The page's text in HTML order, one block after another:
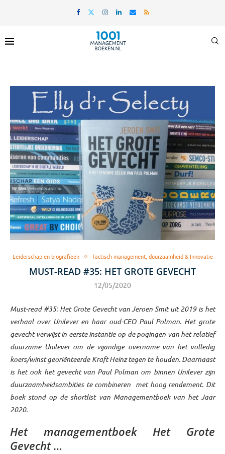
Leiderschap en biografieën Tactisch management, duurzaamheid & Innovatie
MUST-READ #35: HET GROTE GEVECHT
12/05/2020
Must-read #35: Het Grote Gevecht van Jeroen Smit uit 2019 is het
verhaal over Unilever en haar oud-CEO Paul Polman. Het grote
gevecht verwijst in eerste instantie op de pogingen van het relatief
duurzame Unilever om de vijandige overname van het volledig
koers/winst georiënteerde Kraft Heinz tegen te houden. Daarnaast
is het ook het gevecht van Paul Polman om binnen Unilever zijn
duurzaamheidsambities te combineren met hoog rendement. Dit
boek stond op de shortlist van Managementboek van het Jaar
2020.
Het managementboek Het Grote
Gevecht …